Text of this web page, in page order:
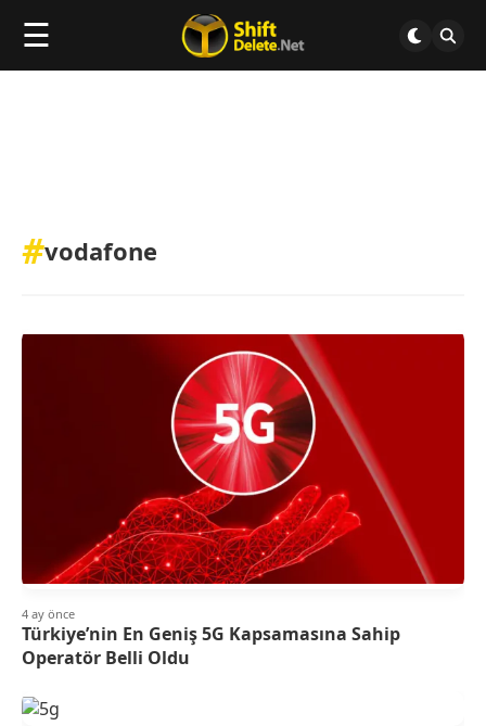
☰
#vodafone
4 ay önce
Türkiye’nin En Geniş 5G Kapsamasına Sahip
Operatör Belli Oldu